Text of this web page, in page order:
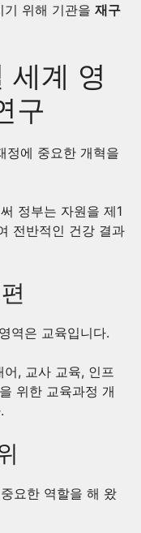
위해 기관을 재구
세계 영
구
정에 중요한 개혁을
정부는 자원을 제1
전반적인 건강 결과
역은 교육입니다.
, 교사 교육, 인프
위한 교육과정 개
요한 역할을 해 왔